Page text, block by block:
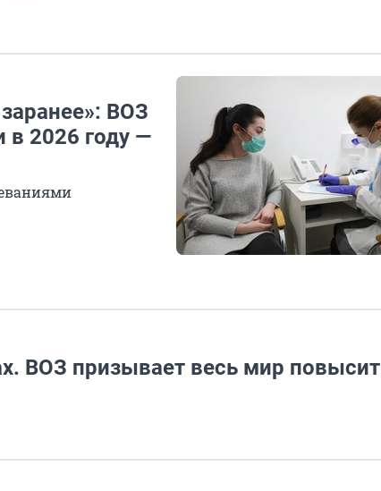
ВОЗ
в 2026 году —
ВОЗ призывает весь мир